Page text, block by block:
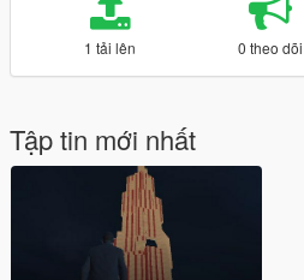
1 tải lên 0 theo dõi
Tập tin mới nhất